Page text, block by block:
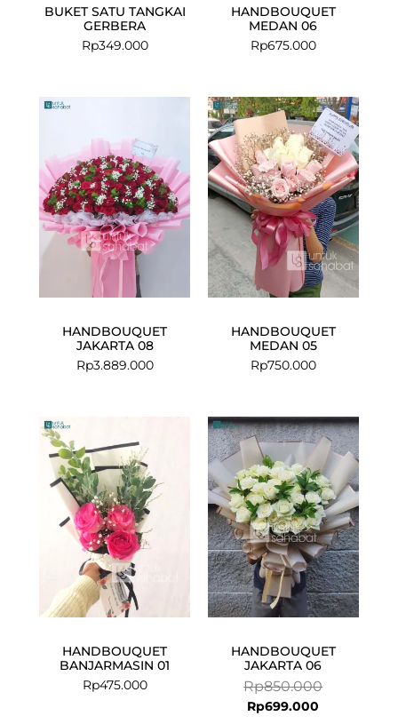
BUKET SATU TANGKAI
GERBERA
Rp349.000
HANDBOUQUET
MEDAN 06
Rp675.000
HANDBOUQUET
JAKARTA 08
Rp3.889.000
HANDBOUQUET
MEDAN 05
Rp750.000
HANDBOUQUET
BANJARMASIN 01
Rp475.000
HANDBOUQUET
JAKARTA 06
Rp850.000
Original
price
was:
Rp850.000.
Rp699.000
Current
price
is:
Rp699.000.